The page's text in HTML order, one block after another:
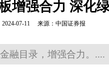
增强合力 深化
2024-07-11 来源：中国证券报
融目录，增强合力。....